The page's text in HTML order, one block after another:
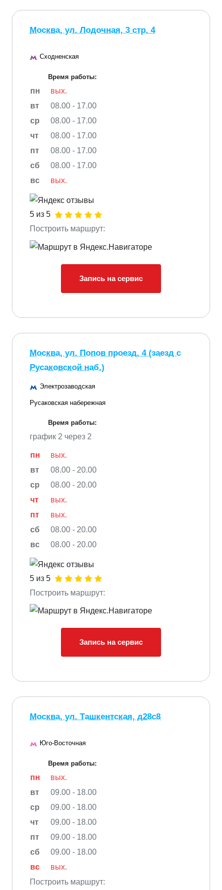
Москва, ул. Лодочная, 3 стр. 4
Сходненская
Время работы:
пн
вых.
вт
08.00 - 17.00
ср
08.00 - 17.00
чт
08.00 - 17.00
пт
08.00 - 17.00
сб
08.00 - 17.00
вс
вых.
5 из 5
Построить маршрут:
Запись на сервис
Москва, ул. Попов проезд, 4 (заезд с
Русаковской наб.)
Электрозаводская
Русаковская набережная
Время работы:
график 2 через 2
пн
вых.
вт
08.00 - 20.00
ср
08.00 - 20.00
чт
вых.
пт
вых.
сб
08.00 - 20.00
вс
08.00 - 20.00
5 из 5
Построить маршрут:
Запись на сервис
Москва, ул. Ташкентская, д28с8
Юго-Восточная
Время работы:
пн
вых.
вт
09.00 - 18.00
ср
09.00 - 18.00
чт
09.00 - 18.00
пт
09.00 - 18.00
сб
09.00 - 18.00
вс
вых.
Построить маршрут: